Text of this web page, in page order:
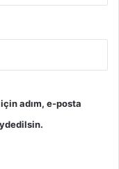
adım, e-posta